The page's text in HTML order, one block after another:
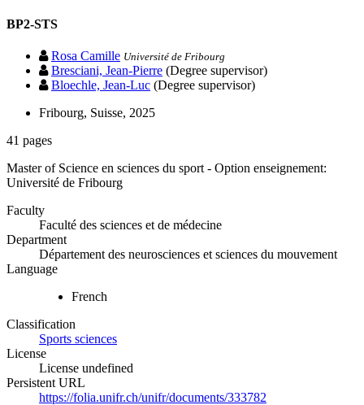
BP2-STS
Rosa Camille Université de Fribourg
Bresciani, Jean-Pierre (Degree supervisor)
Bloechle, Jean-Luc (Degree supervisor)
Fribourg, Suisse, 2025
41 pages
Master of Science en sciences du sport - Option enseignement:
Université de Fribourg
Faculty
Faculté des sciences et de médecine
Department
Département des neurosciences et sciences du mouvement
Language
French
Classification
Sports sciences
License
License undefined
Persistent URL
https://folia.unifr.ch/unifr/documents/333782